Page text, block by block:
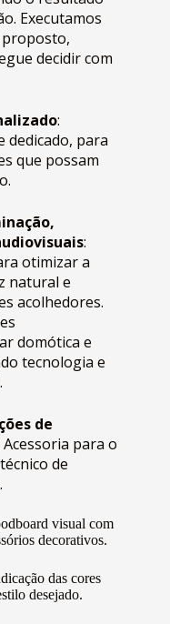
Executamos
decidir com
:
dedicado, para
que possam
:
otimizar a
natural e
acolhedores.
domótica e
tecnologia e
de
Acessoria para o
de
visual com
decorativos.
das cores
desejado.